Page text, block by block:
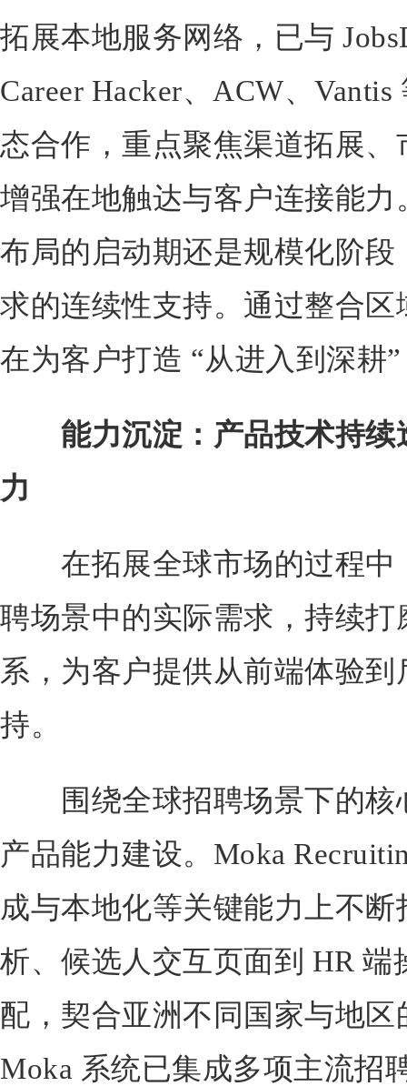
拓展本地服务网络，已与
Career Hacker、ACW、
态合作，重点聚焦渠道拓展
增强在地触达与客户连接能
布局的启动期还是规模化阶
求的连续性支持。通过整合
在为客户打造 “从进入到深耕
能力沉淀： 产品技术持
力
在拓展全球市场的过程中
聘场景中的实际需求，持续
系，为客户提供从前端体验
持。
围绕全球招聘场景下的核
产品能力建设。Moka
成与本地化等关键能力上不
析、候选人交互页面到 HR 端
配，契合亚洲不同国家与地
Moka 系统已集成多项主流招